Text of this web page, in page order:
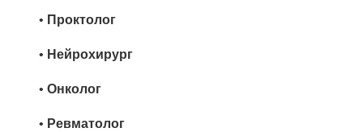
• Проктолог
• Нейрохирург
• Онколог
• Ревматолог